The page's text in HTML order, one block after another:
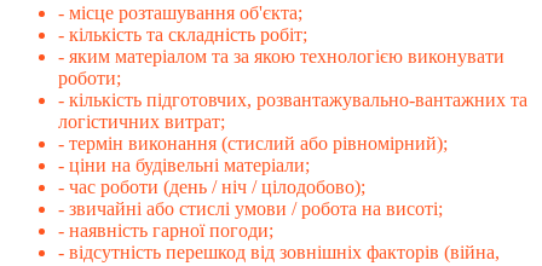
- місце розташування об'єкта;
- кількість та складність робіт;
- яким матеріалом та за якою технологією виконувати
роботи;
- кількість підготовчих, розвантажувально-вантажних та
логістичних витрат;
- термін виконання (стислий або рівномірний);
- ціни на будівельні матеріали;
- час роботи (день / ніч / цілодобово);
- звичайні або стислі умови / робота на висоті;
- наявність гарної погоди;
- відсутність перешкод від зовнішніх факторів (війна,